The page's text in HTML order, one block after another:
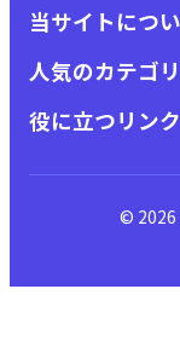
当サイトにつ
人気のカテゴ
役に立つリンク
©